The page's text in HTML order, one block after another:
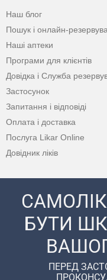
Наш блог
Пошук і онлайн-
Наші аптеки
Програми для клієнтів
Довідка і Служба
Застосунок
Запитання і відповіді
Оплата і доставка
Послуга Likar Online
Довідник ліків
БУТИ
ПЕРЕД